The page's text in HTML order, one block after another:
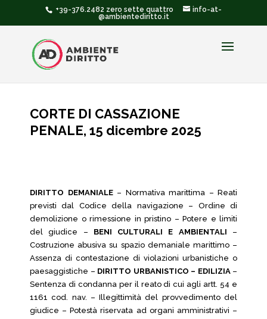
+39-376.2482 zero sette quattro
info-at-
@ambientediritto.it
CORTE DI CASSAZIONE
PENALE, 15 dicembre 2025
DIRITTO DEMANIALE– Normativa marittima – Reati
previsti dal Codice della navigazione – Ordine di
demolizione o rimessione in pristino – Potere e limiti
del giudice – BENI CULTURALI E AMBIENTALI –
Costruzione abusiva su spazio demaniale marittimo –
Assenza di contestazione di violazioni urbanistiche o
paesaggistiche – DIRITTO URBANISTICO – EDILIZIA–
Sentenza di condanna per il reato di cui agli artt. 54 e
1161 cod. nav. – Illegittimità del provvedimento del
giudice – Potestà riservata ad organi amministrativi –